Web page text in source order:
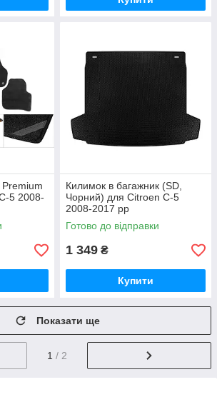
Premium
5 2008-
Килимок в багажник (SD,
Чорний) для Citroen C-5
2008-2017 рр
Готово до відправки
1 349 ₴
Купити
Показати ще
1 / 2